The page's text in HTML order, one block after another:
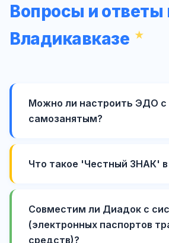
Вопросы и ответы
Владикавказе
Можно ли настроить ЭДО с
самозанятым?
Что такое 'Честный ЗНАК'
Совместим ли Диадок с
(электронных паспортов
средств)?